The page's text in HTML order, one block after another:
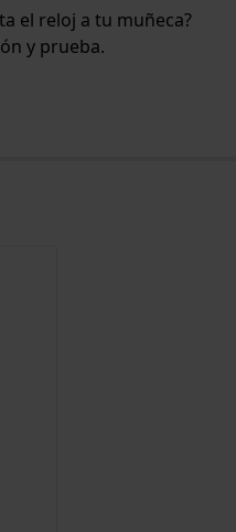
el reloj a tu muñeca?
y prueba.